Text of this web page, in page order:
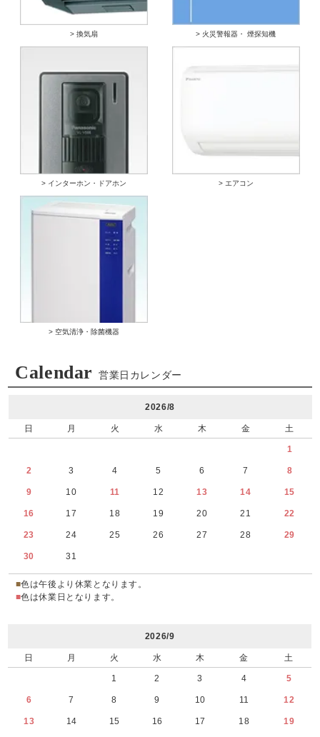
> 換気扇 > 火災警報器・ 煙探知機
> インターホン・ドアホン > エアコン
> 空気清浄・除菌機器
Calendar 営業日カレンダー
2026/8
日 月 火 水 木 金 土
1
2 3 4 5 6 7 8
9 10 11 12 13 14 15
16 17 18 19 20 21 22
23 24 25 26 27 28 29
30 31
■色は午後より休業となります。
■色は休業日となります。
2026/9
日 月 火 水 木 金 土
1 2 3 4 5
6 7 8 9 10 11 12
13 14 15 16 17 18 19